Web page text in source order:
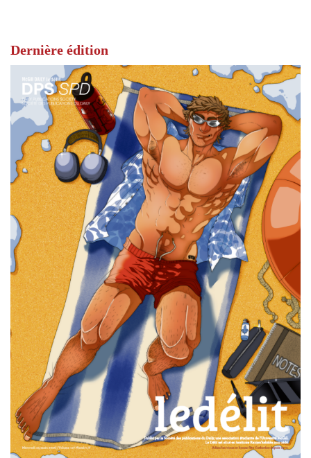
Dernière édition